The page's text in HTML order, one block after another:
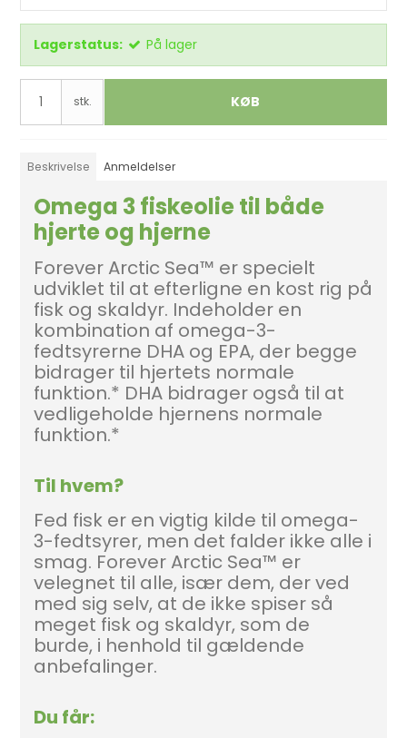
Lagerstatus: På lager
stk. KØB
Beskrivelse Anmeldelser
Omega 3 fiskeolie til både
hjerte og hjerne
Forever Arctic Sea™ er specielt
udviklet til at efterligne en kost rig på
fisk og skaldyr. Indeholder en
kombination af omega-3-
fedtsyrerne DHA og EPA, der begge
bidrager til hjertets normale
funktion.* DHA bidrager også til at
vedligeholde hjernens normale
funktion.*
Til hvem?
Fed fisk er en vigtig kilde til omega-
3-fedtsyrer, men det falder ikke alle i
smag. Forever Arctic Sea™ er
velegnet til alle, især dem, der ved
med sig selv, at de ikke spiser så
meget fisk og skaldyr, som de
burde, i henhold til gældende
anbefalinger.
Du får: